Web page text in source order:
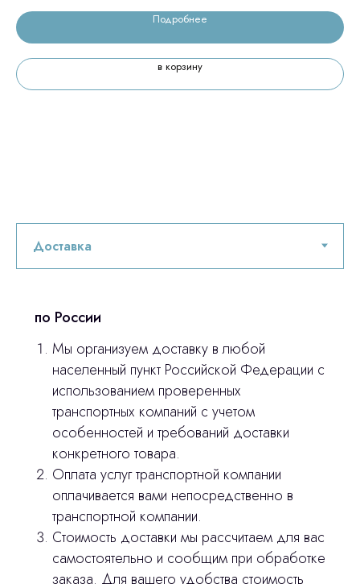
Подробнее
в корзину
по России
Мы организуем доставку в любой
населенный пункт Российской Федерации с
использованием проверенных
транспортных компаний с учетом
особенностей и требований доставки
конкретного товара.
Оплата услуг транспортной компании
оплачивается вами непосредственно в
транспортной компании.
Стоимость доставки мы рассчитаем для вас
самостоятельно и сообщим при обработке
заказа. Для вашего удобства стоимость
Остались вопросы
оставьте контакты, мы свяжемся и
© 2024 ЛС Дентал Групп